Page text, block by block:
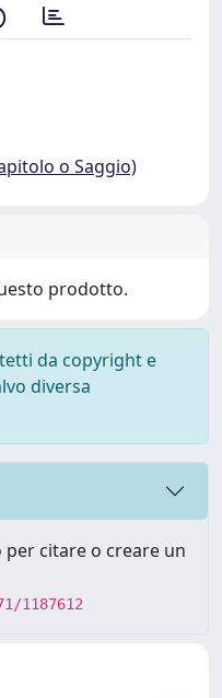
o Saggio)
prodotto.
da copyright e
diversa
citare o creare un
1187612